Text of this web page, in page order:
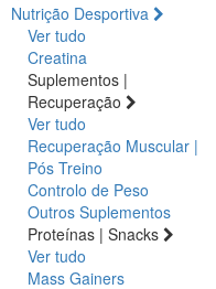
Nutrição Desportiva
Ver tudo
Creatina
Suplementos |
Recuperação
Ver tudo
Recuperação Muscular |
Pós Treino
Controlo de Peso
Outros Suplementos
Proteínas | Snacks
Ver tudo
Mass Gainers